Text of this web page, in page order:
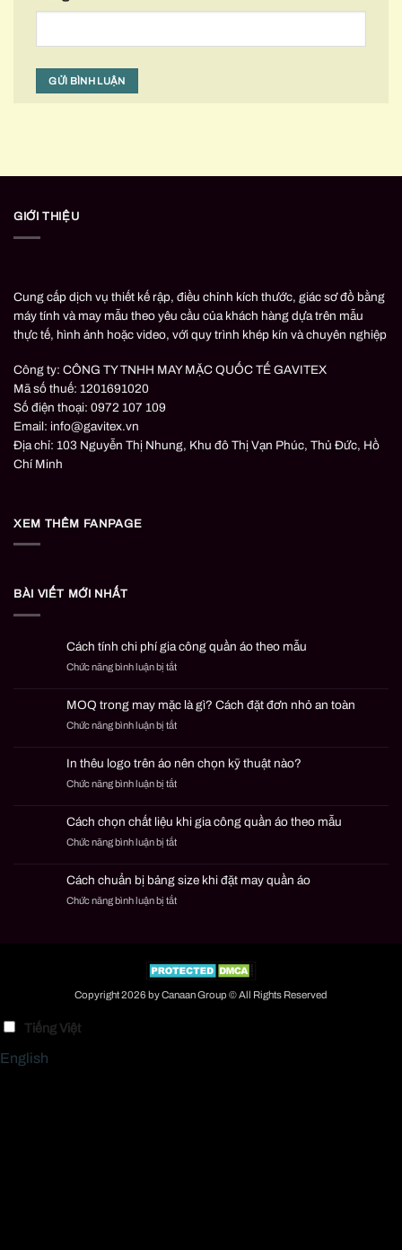
GIỚI THIỆU
Cung cấp dịch vụ thiết kế rập, điều chỉnh kích thước, giác sơ đồ bằng
máy tính và may mẫu theo yêu cầu của khách hàng dựa trên mẫu
thực tế, hình ảnh hoặc video, với quy trình khép kín và chuyên nghiệp
Công ty: CÔNG TY TNHH MAY MẶC QUỐC TẾ GAVITEX
Mã số thuế: 1201691020
Số điện thoại: 0972 107 109
Email: info@gavitex.vn
Địa chỉ: 103 Nguyễn Thị Nhung, Khu đô Thị Vạn Phúc, Thủ Đức, Hồ
Chí Minh
XEM THÊM FANPAGE
BÀI VIẾT MỚI NHẤT
Cách tính chi phí gia công quần áo theo mẫu
Chức năng bình luận bị tắt
chi
công
mẫu
MOQ trong may mặc là gì? Cách đặt đơn nhỏ an toàn
Chức năng bình luận bị tắt
may
gì?
Cách
nhỏ
In thêu logo trên áo nên chọn kỹ thuật nào?
Chức năng bình luận bị tắt
logo
nên
Cách chọn chất liệu khi gia công quần áo theo mẫu
Chức năng bình luận bị tắt
chất
quần
áo
theo
Cách chuẩn bị bảng size khi đặt may quần áo
Chức năng bình luận bị tắt
bảng
size
khi
Copyright 2026 by Canaan Group © All Rights Reserved
Tiếng Việt
English